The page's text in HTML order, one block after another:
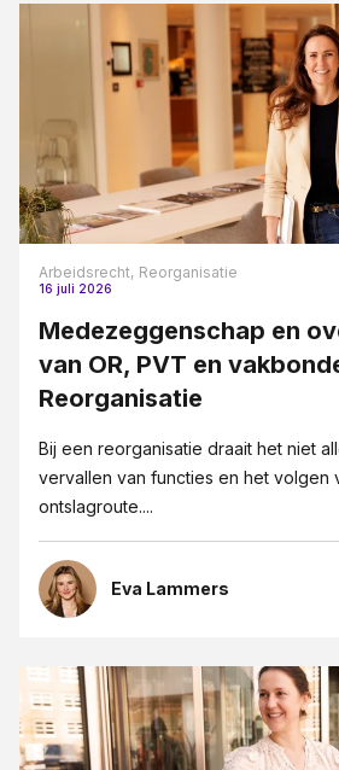
Arbeidsrecht, Reorganisatie
16 juli 2026
Medezeggenschap en
van OR, PVT en
Reorganisatie
Bij een reorganisatie draait het niet
vervallen van functies en het volgen
ontslagroute....
Eva Lammers